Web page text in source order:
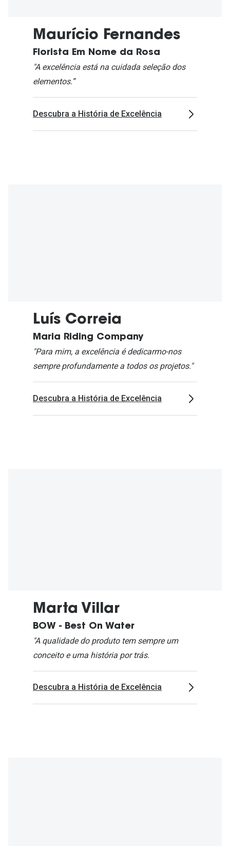
Maurício Fernandes
Florista Em Nome da Rosa
"A excelência está na cuidada seleção dos
elementos.”
Descubra a História de Excelência
Luís Correia
Maria Riding Company
"Para mim, a excelência é dedicarmo-nos
sempre profundamente a todos os projetos."
Descubra a História de Excelência
Marta Villar
BOW - Best On Water
"A qualidade do produto tem sempre um
conceito e uma história por trás.
Descubra a História de Excelência